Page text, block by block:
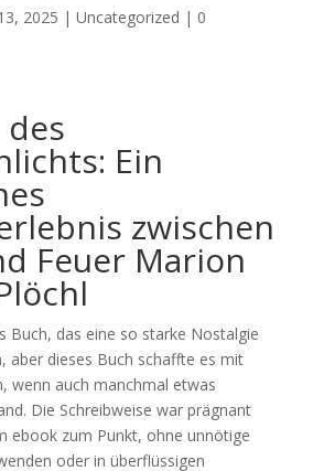
2025 | Uncategorized | 0
Ein
zwischen
Feuer Marion
Buch, das eine so starke Nostalgie
aber dieses Buch schaffte es mit
wenn auch manchmal etwas
Die Schreibweise war prägnant
ebook zum Punkt, ohne unnötige
oder in überflüssigen